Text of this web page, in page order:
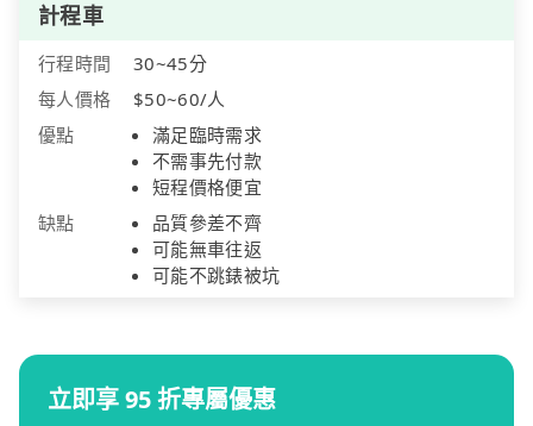
計程車
行程時間
30~45分
每人價格
$50~60/人
優點
滿足臨時需求
不需事先付款
短程價格便宜
缺點
品質參差不齊
可能無車往返
可能不跳錶被坑
立即享 95 折專屬優惠